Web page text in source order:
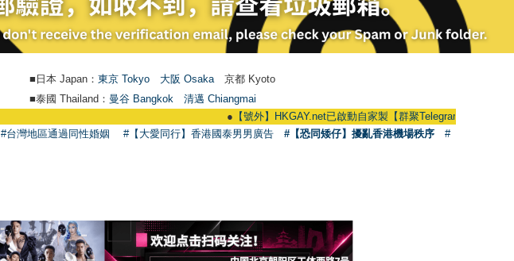
■日本 Japan： 東京 Tokyo 大阪 Osaka 京都 Kyoto
■泰國 Thailand： 曼谷 Bangkok
清邁 Chiangmai
【號外】HKGAY.net已啟動自家製【群聚Telegram群組】
#台灣地區通過同性婚姻 #【大愛同行】香港國泰男男廣告 #【恐同矮仔】擾亂香港機場秩序
#